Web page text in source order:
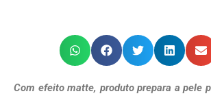
Com efeito matte, produto prepara a pele